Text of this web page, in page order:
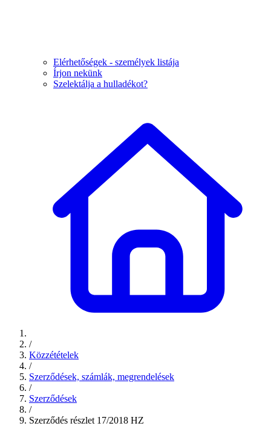
Elérhetőségek - személyek listája
Írjon nekünk
Szelektálja a hulladékot?
/
Közzétételek
/
Szerződések, számlák, megrendelések
/
Szerződések
/
Szerződés részlet 17/2018 HZ